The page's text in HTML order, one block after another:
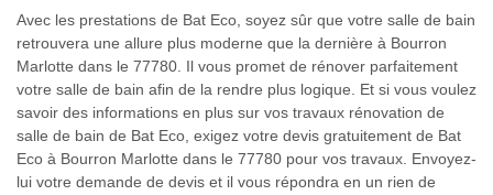
Avec les prestations de Bat Eco, soyez sûr que votre salle de bain
retrouvera une allure plus moderne que la dernière à Bourron
Marlotte dans le 77780. Il vous promet de rénover parfaitement
votre salle de bain afin de la rendre plus logique. Et si vous voulez
savoir des informations en plus sur vos travaux rénovation de
salle de bain de Bat Eco, exigez votre devis gratuitement de Bat
Eco à Bourron Marlotte dans le 77780 pour vos travaux. Envoyez-
lui votre demande de devis et il vous répondra en un rien de